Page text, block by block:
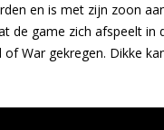
en is met zijn zoon
de game zich afspeelt
War gekregen. Dikke